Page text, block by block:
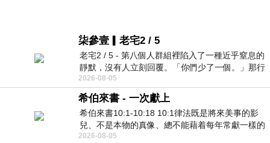
柒參壹▎老宅2 / 5
老宅2 / 5 - 第八個人群組裡陷入了一種近乎窒息的
靜默，沒有人立刻回覆。「你們少了一個。」那行
字像一顆冰冷的鐵釘，硬生生刺進螢
2026-08-05
希伯來書 - 一次獻上
希伯來書10:1-10:18 10:1律法既是將來美事的影
兒、不是本物的真像、總不能藉着每年常獻一樣的
祭物、叫那近前來的人得以完全。 10
2026-08-05